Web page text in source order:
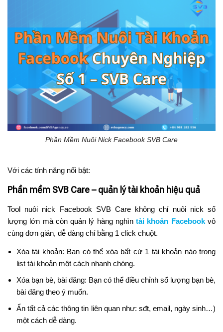
Phần Mềm Nuôi Nick Facebook SVB Care
Với các tính năng nổi bật:
Phần mềm SVB Care – quản lý tài khoản hiệu quả
Tool nuôi nick Facebook SVB Care không chỉ nuôi nick số
lượng lớn mà còn quản lý hàng nghìntài khoản Facebookvô
cùng đơn giản, dễ dàng chỉ bằng 1 click chuột.
Xóa tài khoản: Bạn có thể xóa bất cứ 1 tài khoản nào trong
list tài khoản một cách nhanh chóng.
Xóa bạn bè, bài đăng: Bạn có thể điều chỉnh số lượng bạn bè,
bài đăng theo ý muốn.
Ẩn tất cả các thông tin liên quan như: sđt, email, ngày sinh…)
một cách dễ dàng.